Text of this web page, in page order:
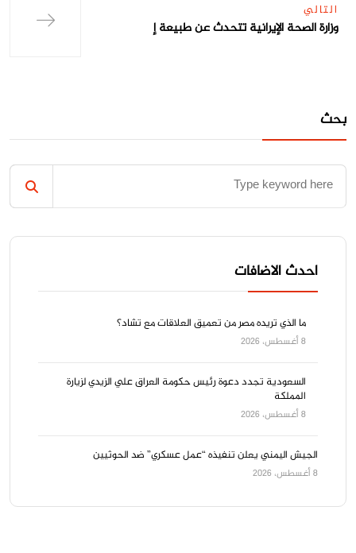
التالي
وزارة الصحة الإيرانية تتحدث عن طبيعة إ
بحث
احدث الاضافات
ما الذي تريده مصر من تعميق العلاقات مع تشاد؟
8 أغسطس، 2026
السعودية تجدد دعوة رئيس حكومة العراق علي الزيدي لزيارة
المملكة
8 أغسطس، 2026
الجيش اليمني يعلن تنفيذه “عمل عسكري” ضد الحوثيين
8 أغسطس، 2026